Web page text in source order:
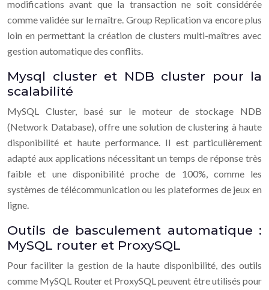
modifications avant que la transaction ne soit considérée
comme validée sur le maître. Group Replication va encore plus
loin en permettant la création de clusters multi-maîtres avec
gestion automatique des conflits.
Mysql cluster et NDB cluster pour la
scalabilité
MySQL Cluster, basé sur le moteur de stockage NDB
(Network Database), offre une solution de clustering à haute
disponibilité et haute performance. Il est particulièrement
adapté aux applications nécessitant un temps de réponse très
faible et une disponibilité proche de 100%, comme les
systèmes de télécommunication ou les plateformes de jeux en
ligne.
Outils de basculement automatique :
MySQL router et ProxySQL
Pour faciliter la gestion de la haute disponibilité, des outils
comme MySQL Router et ProxySQL peuvent être utilisés pour